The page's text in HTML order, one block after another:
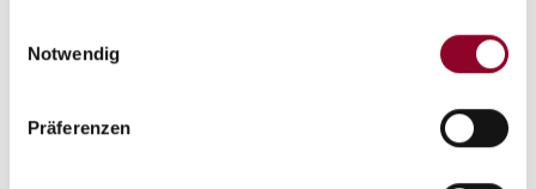
Notwendig
Präferenzen